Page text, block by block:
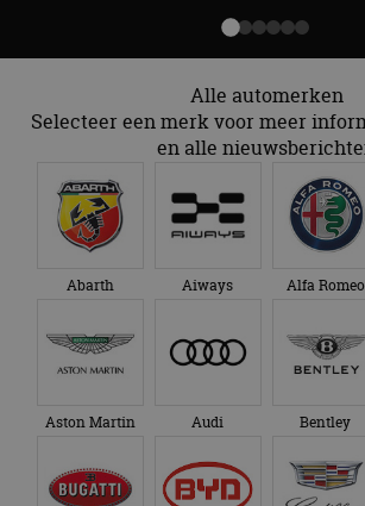
Alle automerken
Selecteer een merk voor meer
en alle
Abarth Aiways Alfa Romeo
Aston Martin Audi Bentley